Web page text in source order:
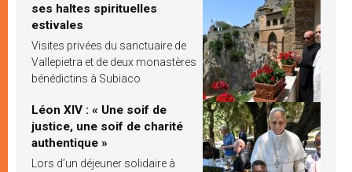
ses haltes spirituelles
estivales
Visites privées du sanctuaire de
Vallepietra et de deux monastères
bénédictins à Subiaco
Léon XIV : « Une soif de
justice, une soif de charité
authentique »
Lors d’un déjeuner solidaire à